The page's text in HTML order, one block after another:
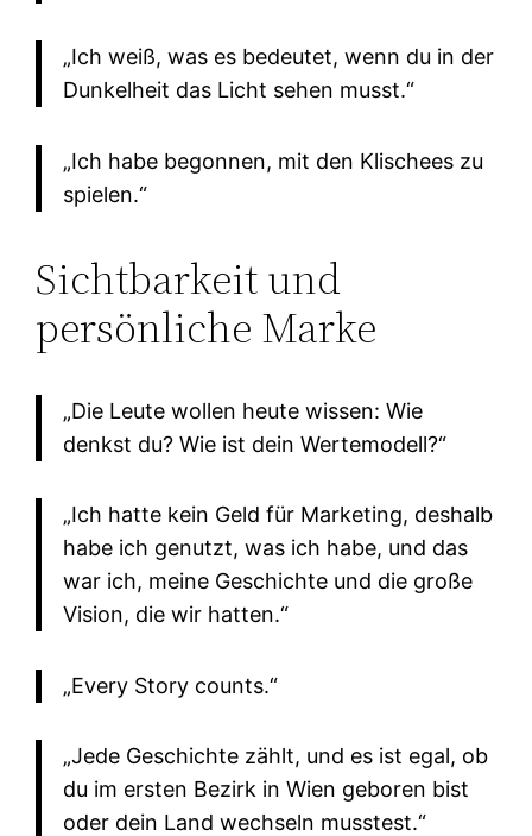
„Ich weiß, was es bedeutet, wenn du in der
Dunkelheit das Licht sehen musst.“
„Ich habe begonnen, mit den Klischees zu
spielen.“
Sichtbarkeit und
persönliche Marke
„Die Leute wollen heute wissen: Wie
denkst du? Wie ist dein Wertemodell?“
„Ich hatte kein Geld für Marketing, deshalb
habe ich genutzt, was ich habe, und das
war ich, meine Geschichte und die große
Vision, die wir hatten.“
„Every Story counts.“
„Jede Geschichte zählt, und es ist egal, ob
du im ersten Bezirk in Wien geboren bist
oder dein Land wechseln musstest.“